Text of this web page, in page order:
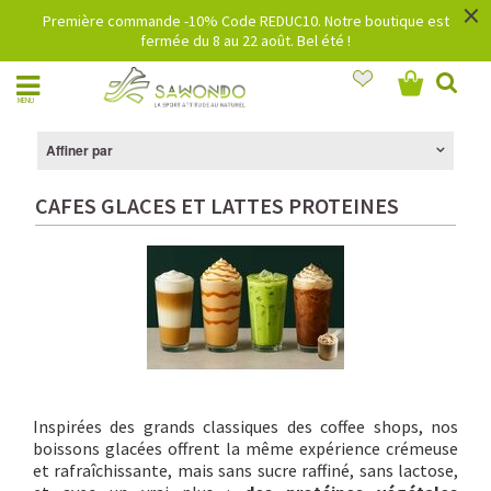
Première commande -10% Code REDUC10. Notre boutique est
fermée du 8 au 22 août. Bel été !
×
MENU
Affiner par
CAFES GLACES ET LATTES PROTEINES
Inspirées des grands classiques des coffee shops, nos
boissons glacées offrent la même expérience crémeuse
et rafraîchissante, mais sans sucre raffiné, sans lactose,